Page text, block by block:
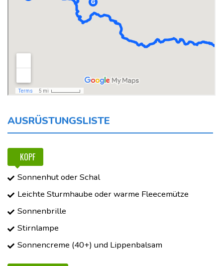
AUSRÜSTUNGSLISTE
KOPF
Sonnenhut oder Schal
Leichte Sturmhaube oder warme Fleecemütze
Sonnenbrille
Stirnlampe
Sonnencreme (40+) und Lippenbalsam